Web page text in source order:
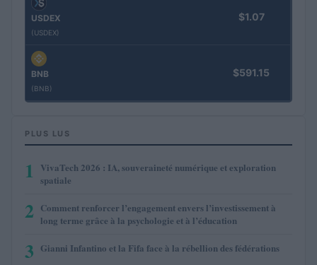
USDEX
(USDEX)
$1.07
BNB
(BNB)
$591.15
PLUS LUS
1
VivaTech 2026 : IA, souveraineté numérique et exploration
spatiale
2 Comment renforcer l’engagement envers l’investissement à
long terme grâce à la psychologie et à l’éducation
3 Gianni Infantino et la Fifa face à la rébellion des fédérations